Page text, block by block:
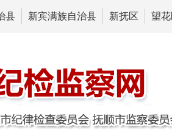
县 新宾满族自治县 新抚区 望